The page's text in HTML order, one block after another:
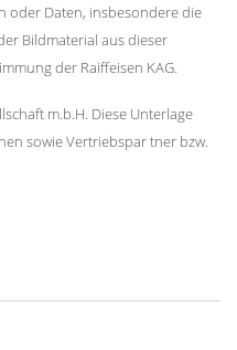
oder Daten, insbesondere die
Bildmaterial aus dieser
der Raiffeisen KAG.
m.b.H. Diese Unterlage
sowie Vertriebspar tner bzw.